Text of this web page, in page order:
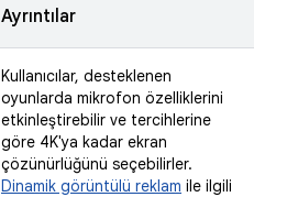
Ayrıntılar
Kullanıcılar, desteklenen
oyunlarda mikrofon özelliklerini
etkinleştirebilir ve tercihlerine
göre 4K'ya kadar ekran
çözünürlüğünü seçebilirler.
Dinamik görüntülü reklam ile ilgili